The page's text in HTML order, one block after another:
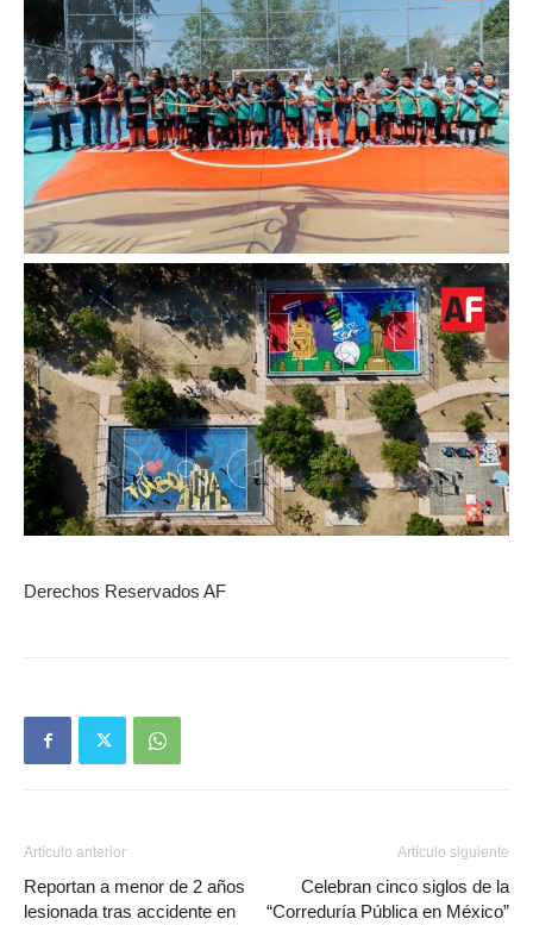
Derechos Reservados AF
Artículo anterior
Reportan a menor de 2 años
lesionada tras accidente en
Artículo siguiente
Celebran cinco siglos de la
“Correduría Pública en México”